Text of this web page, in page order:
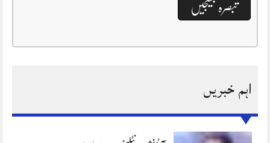
اہم خبریں